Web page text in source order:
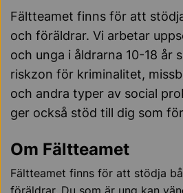
Fältteamet finns för att
och föräldrar. Vi arbetar
och unga i åldrarna 10-18 år
riskzon för kriminalitet,
och andra typer av social
ger också stöd till dig som
Om Fältteamet
Fältteamet finns för att stödja
föräldrar. Du som är ung kan